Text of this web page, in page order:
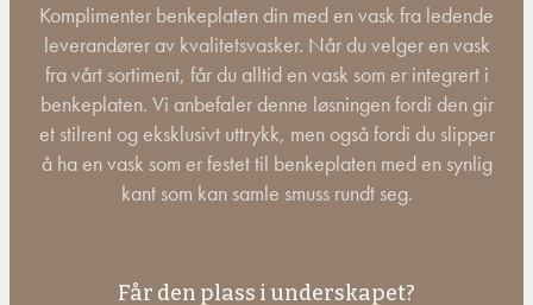
Komplimenter benkeplaten din med en vask fra ledende
leverandører av kvalitetsvasker. Når du velger en vask
fra vårt sortiment, får du alltid en vask som er integrert i
benkeplaten. Vi anbefaler denne løsningen fordi den gir
et stilrent og eksklusivt uttrykk, men også fordi du slipper
å ha en vask som er festet til benkeplaten med en synlig
kant som kan samle smuss rundt seg.
Får den plass i underskapet?